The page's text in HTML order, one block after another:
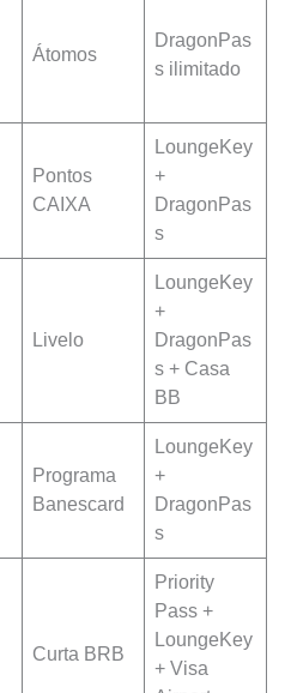
Átomos
DragonPas
s ilimitado
Pontos
CAIXA
LoungeKey
+
DragonPas
s
Livelo
LoungeKey
+
DragonPas
s + Casa
BB
Programa
Banescard
LoungeKey
+
DragonPas
s
Curta BRB
Priority
Pass +
LoungeKey
+ Visa